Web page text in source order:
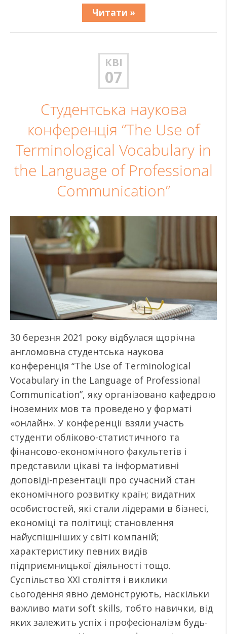
Читати »
КВІ
07
Студентська наукова
конференція “The Use of
Terminological Vocabulary in
the Language of Professional
Communication”
30 березня 2021 року відбулася щорічна
англомовна студентська наукова
конференція “The Use of Terminological
Vocabulary in the Language of Professional
Communication”, яку організовано кафедрою
іноземних мов та проведено у форматі
«онлайн». У конференції взяли участь
студенти обліково-статистичного та
фінансово-економічного факультетів і
представили цікаві та інформативні
доповіді-презентації про сучасний стан
економічного розвитку країн; видатних
особистостей, які стали лідерами в бізнесі,
економіці та політиці; становлення
найуспішніших у світі компаній;
характеристику певних видів
підприємницької діяльності тощо.
Суспільство ХХІ століття і виклики
сьогодення явно демонструють, наскільки
важливо мати soft skills, тобто навички, від
яких залежить успіх і професіоналізм будь-